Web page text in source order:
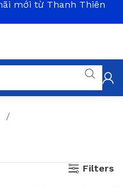
Filters
mới từ Thanh Thiên